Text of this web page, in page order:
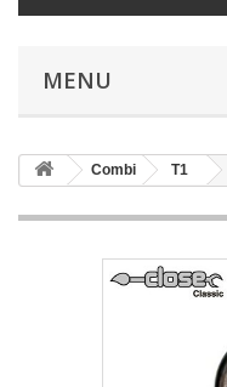
MENU
Combi T1